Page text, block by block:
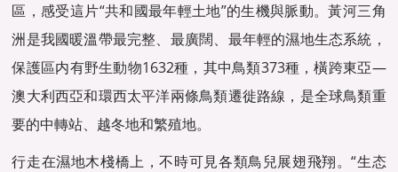
區，感受這片“共和國最年輕土地”的生機與脈動。黃河三角
洲是我國暖溫帶最完整、最廣闊、最年輕的濕地生态系統，
保護區内有野生動物1632種，其中鳥類373種，橫跨東亞—
澳大利西亞和環西太平洋兩條鳥類遷徙路線，是全球鳥類重
要的中轉站、越冬地和繁殖地。
行走在濕地木棧橋上，不時可見各類鳥兒展翅飛翔。“生态